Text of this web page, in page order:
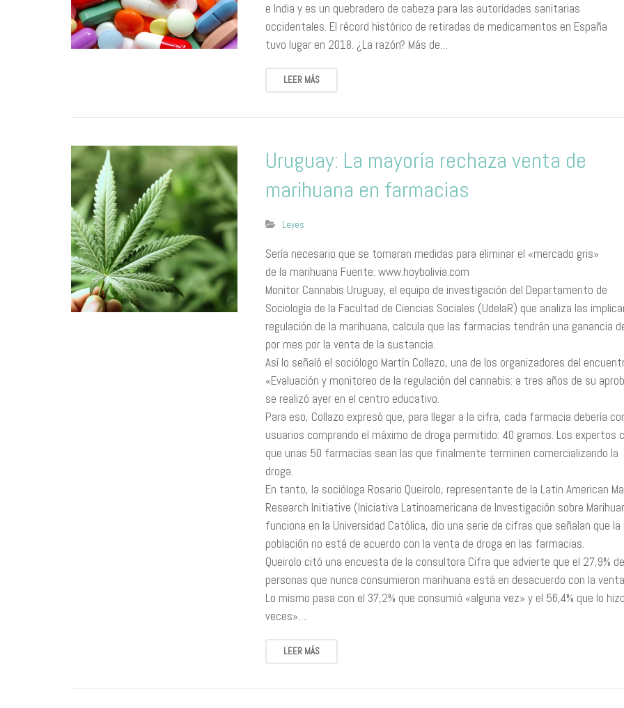
e India y es un quebradero de cabeza para las autoridades sanitarias
occidentales. El récord histórico de retiradas de medicamentos en España
tuvo lugar en 2018. ¿La razón? Más de…
LEER MÁS
Uruguay: La mayoría rechaza venta de
marihuana en farmacias
Leyes
Sería necesario que se tomaran medidas para eliminar el «mercado gris»
de la marihuana Fuente: www.hoybolivia.com
Monitor Cannabis Uruguay, el equipo de investigación del Departamento de
Sociología de la Facultad de Ciencias Sociales (UdelaR) que analiza las
regulación de la marihuana, calcula que las farmacias tendrán una ganancia de
por mes por la venta de la sustancia.
Así lo señaló el sociólogo Martín Collazo, una de los organizadores del
«Evaluación y monitoreo de la regulación del cannabis: a tres años de su
se realizó ayer en el centro educativo.
Para eso, Collazo expresó que, para llegar a la cifra, cada farmacia debería
usuarios comprando el máximo de droga permitido: 40 gramos. Los expertos
que unas 50 farmacias sean las que finalmente terminen comercializando la
droga.
En tanto, la socióloga Rosario Queirolo, representante de la Latin American
Research Initiative (Iniciativa Latinoamericana de Investigación sobre
funciona en la Universidad Católica, dio una serie de cifras que señalan que la
población no está de acuerdo con la venta de droga en las farmacias.
Queirolo citó una encuesta de la consultora Cifra que advierte que el 27,9% de
personas que nunca consumieron marihuana está en desacuerdo con la venta
Lo mismo pasa con el 37,2% que consumió «alguna vez» y el 56,4% que lo hizo
veces»….
LEER MÁS